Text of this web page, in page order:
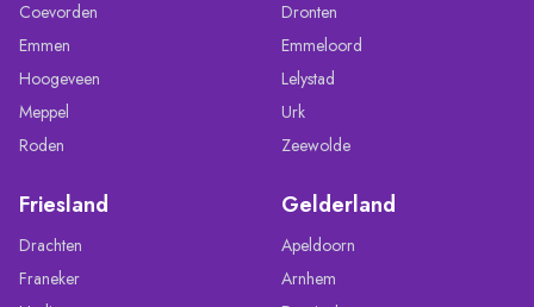
Coevorden
Emmen
Hoogeveen
Meppel
Roden
Dronten
Emmeloord
Lelystad
Urk
Zeewolde
Friesland
Drachten
Franeker
Gelderland
Apeldoorn
Arnhem